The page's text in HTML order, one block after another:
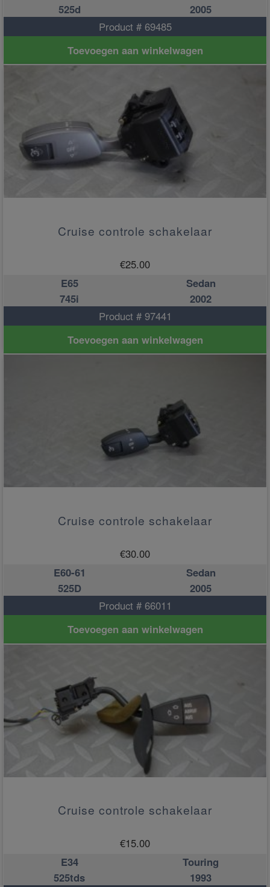
525d
2005
Product # 69485
Toevoegen aan winkelwagen
Cruise controle schakelaar
€25.00
E65
Sedan
745i
2002
Product # 97441
Toevoegen aan winkelwagen
Cruise controle schakelaar
€30.00
E60-61
Sedan
525D
2005
Product # 66011
Toevoegen aan winkelwagen
Cruise controle schakelaar
€15.00
E34
Touring
525tds
1993